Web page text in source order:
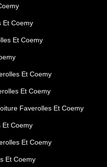
Et Coemy
Et Coemy
Et Coemy
Et Coemy
Faverolles Et Coemy
Et Coemy
Et Coemy
Et Coemy